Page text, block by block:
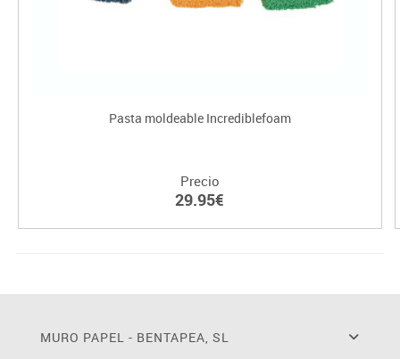
Pasta moldeable Incrediblefoam
Precio
29.95€
MURO PAPEL - BENTAPEA, SL